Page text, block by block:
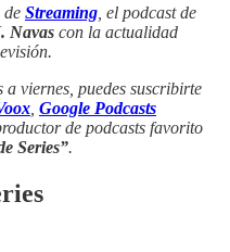
de Streaming , el podcast de
Navas con la actualidad
viernes, puedes suscribirte
Google Podcasts
de podcasts favorito
Series”.